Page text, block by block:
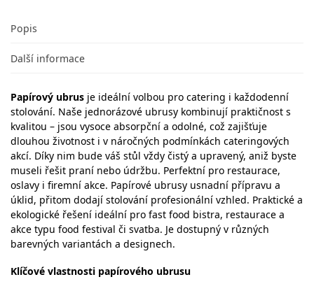
Popis
Další informace
Papírový ubrus je ideální volbou pro catering i každodenní
stolování. Naše jednorázové ubrusy kombinují praktičnost s
kvalitou – jsou vysoce absorpční a odolné, což zajišťuje
dlouhou životnost i v náročných podmínkách cateringových
akcí. Díky nim bude váš stůl vždy čistý a upravený, aniž byste
museli řešit praní nebo údržbu. Perfektní pro restaurace,
oslavy i firemní akce. Papírové ubrusy usnadní přípravu a
úklid, přitom dodají stolování profesionální vzhled. Praktické a
ekologické řešení ideální pro fast food bistra, restaurace a
akce typu food festival či svatba. Je dostupný v různých
barevných variantách a designech.
Klíčové vlastnosti papírového ubrusu